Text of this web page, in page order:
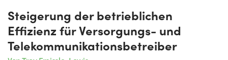
Steigerung der betrieblichen
Effizienz für Versorgungs- und
Telekommunikationsbetreiber